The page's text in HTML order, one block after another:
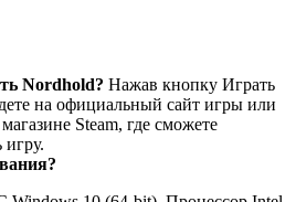
Nordhold? Нажав кнопку Играть
на официальный сайт игры или
Steam, где сможете
игру.